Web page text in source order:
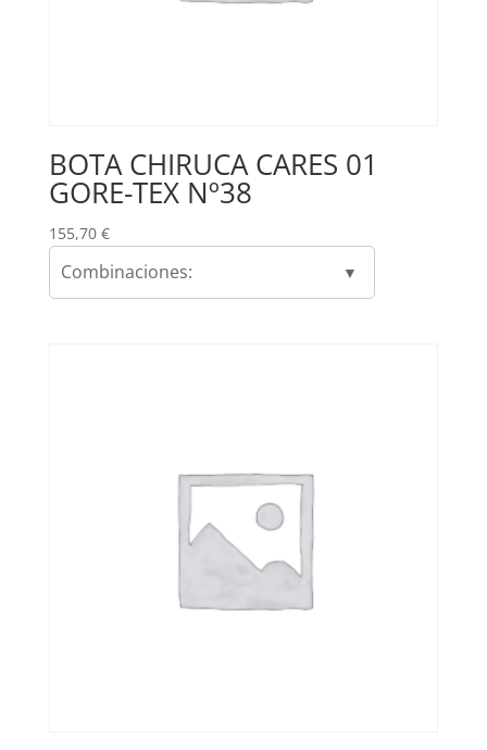
BOTA CHIRUCA CARES 01
GORE-TEX Nº38
155,70 €
Combinaciones: